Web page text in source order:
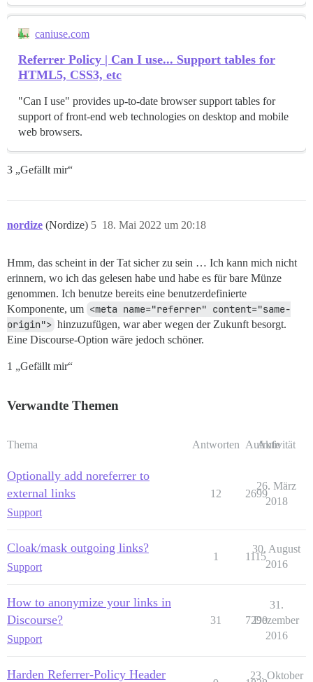
caniuse.com
Referrer Policy | Can I use... Support tables for
HTML5, CSS3, etc
"Can I use" provides up-to-date browser support tables for
support of front-end web technologies on desktop and mobile
web browsers.
3 „Gefällt mir“
nordize (Nordize) 18. Mai 2022 um 20:18
5
Hmm, das scheint in der Tat sicher zu sein … Ich kann mich nicht
erinnern, wo ich das gelesen habe und habe es für bare Münze
genommen. Ich benutze bereits eine benutzerdefinierte
Komponente, um <meta name="referrer" content="same-
origin"> hinzuzufügen, war aber wegen der Zukunft besorgt.
Eine Discourse-Option wäre jedoch schöner.
1 „Gefällt mir“
Verwandte Themen
Thema Antworten Aufrufe
Aktivität
Optionally add noreferrer to
external links
Support
12 2699
26. März
2018
Cloak/mask outgoing links?
Support
1 1115
30. August
2016
How to anonymize your links in
Discourse?
Support
31 7290
31.
Dezember
2016
Harden Referrer-Policy Header 23. Oktober